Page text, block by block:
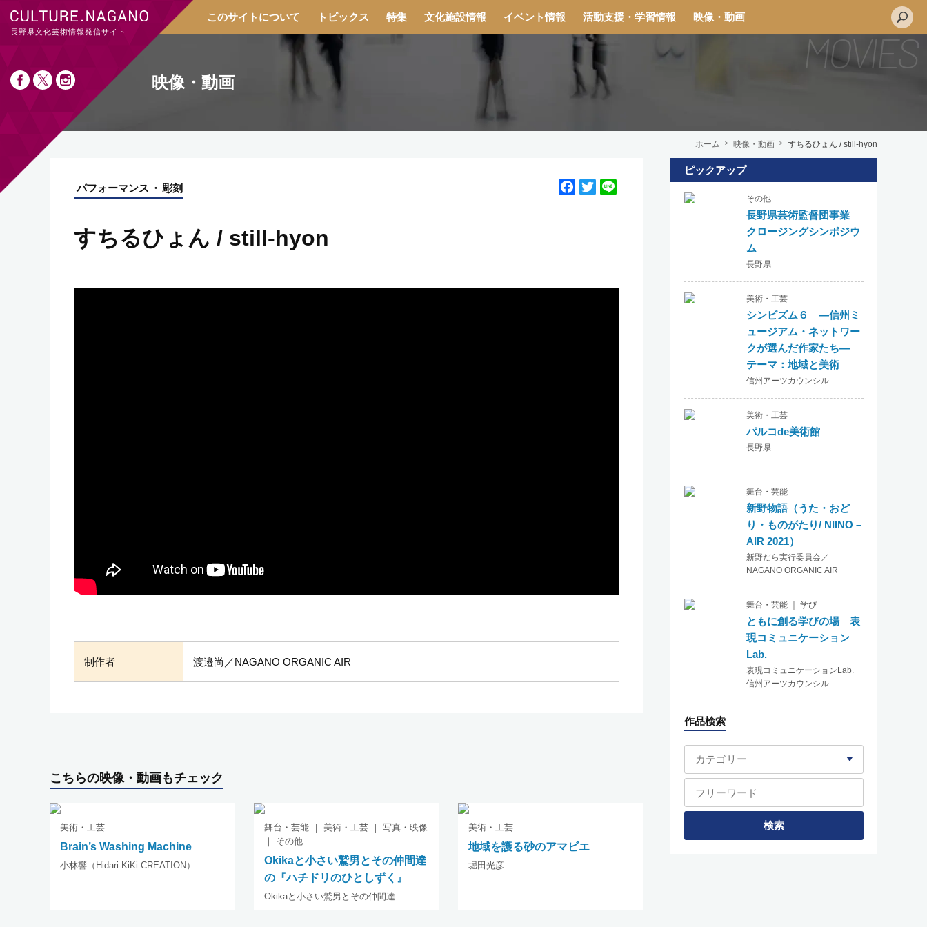
長野県文化芸術情報発信サイト
このサイトについて トピックス 特集 文化施設情報 イベント情報 活動支援・学習情報 映像・動画
映像・動画
ホーム 映像・動画 すちるひょん / still-hyon
パフォーマンス 彫刻
F
o
T
r
すちるひょん / still-hyon
制作者 渡邉尚／NAGANO ORGANIC AIR
こちらの映像・動画もチェック
美術・工芸
Brain’s Washing Machine
小林響（Hidari-KiKi CREATION）
舞台・芸能 ｜ 美術・工芸 ｜ 写真・映像
｜ その他
Okikaと小さい鷲男とその仲間達
の『ハチドリのひとしずく』
Okikaと小さい鷲男とその仲間達
美術・工芸
地域を護る砂のアマビエ
堀田光彦
ピックアップ
その他
長野県芸術監督団事業
クロージングシンポジウ
ム
長野県
美術・工芸
シンビズム６ ―信州ミ
ュージアム・ネットワー
クが選んだ作家たち―
テーマ：地域と美術
信州アーツカウンシル
美術・工芸
パルコde美術館
長野県
舞台・芸能
新野物語（うた・おど
り・ものがたり/ NIINO –
AIR 2021）
新野だら実行委員会／
NAGANO ORGANIC AIR
舞台・芸能 ｜ 学び
ともに創る学びの場 表
現コミュニケーション
Lab.
表現コミュニケーションLab.
信州アーツカウンシル
作品検索